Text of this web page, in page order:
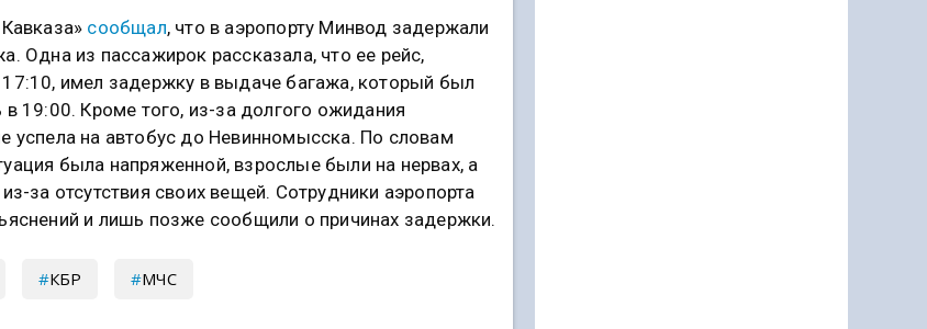
сообщал, что в аэропорту Минвод задержали
Одна из пассажирок рассказала, что ее рейс,
имел задержку в выдаче багажа, который был
в 19:00. Кроме того, из-за долгого ожидания
успела на автобус до Невинномысска. По словам
была напряженной, взрослые были на нервах, а
за отсутствия своих вещей. Сотрудники аэропорта
и лишь позже сообщили о причинах задержки.
КБР МЧС